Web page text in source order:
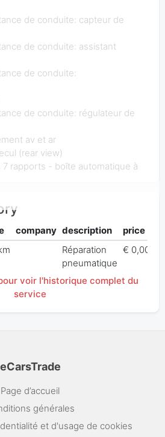
de conduite: capteur de
de conduite: assistant
de conduite:
de conduite: régulateur de
av et ar
(rear view)
rapports - boîte automatique à
company description
price
Réparation
pneumatique
€ 0,00
voir l'historique complet du
service
eCarsTrade
Page d’accueil
générales
et d'usage de cookies